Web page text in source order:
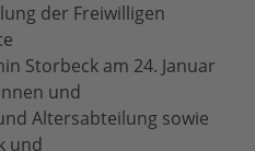
der Freiwilligen
Storbeck am 24. Januar
und
Altersabteilung sowie
und